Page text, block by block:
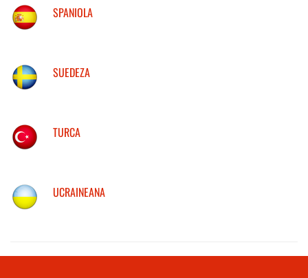
SPANIOLA
SUEDEZA
TURCA
UCRAINEANA